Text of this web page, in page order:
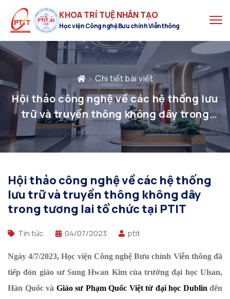
KHOA TRÍ TUỆ NHÂN TẠO
Học viện Công nghệ Bưu chính Viễn thông
Chi tiết bài viết
Hội thảo công nghệ về các hệ thống lưu
trữ và truyền thông không dây trong
tương lai tổ chức tại PTIT
Hội thảo công nghệ về các hệ thống
lưu trữ và truyền thông không dây
trong tương lai tổ chức tại PTIT
Tin tức 04/07/2023 ptit
Ngày 4/7/2023, Học viện Công nghệ Bưu chính Viễn thông đã
tiếp đón giáo sư Sung Hwan Kim của trường đại học Ulsan,
Hàn Quốc và Giáo sư Phạm Quốc Việt từ đại học Dublin đến